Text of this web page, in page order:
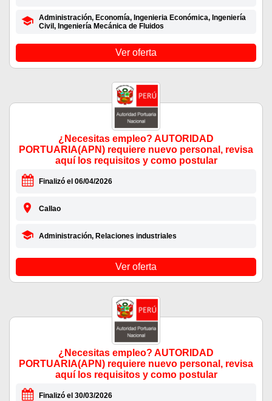
Administración, Economía, Ingenieria Económica, Ingeniería
Civil, Ingeniería Mecánica de Fluidos
Ver oferta
¿Necesitas empleo? AUTORIDAD
PORTUARIA(APN) requiere nuevo personal, revisa
aquí los requisitos y como postular
Finalizó el 06/04/2026
Callao
Administración, Relaciones industriales
Ver oferta
¿Necesitas empleo? AUTORIDAD
PORTUARIA(APN) requiere nuevo personal, revisa
aquí los requisitos y como postular
Finalizó el 30/03/2026